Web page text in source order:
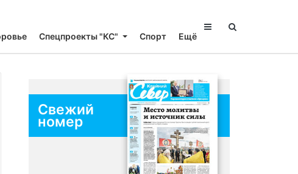
Спецпроекты "КС" Спорт Ещё
Свежий
номер